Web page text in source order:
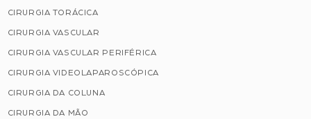
CIRURGIA TORÁCICA
CIRURGIA VASCULAR
CIRURGIA VASCULAR PERIFÉRICA
CIRURGIA VIDEOLAPAROSCÓPICA
CIRURGIA DA COLUNA
CIRURGIA DA MÃO